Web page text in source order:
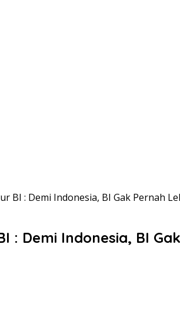
BI : Demi Indonesia, BI Gak Pernah
: Demi Indonesia, BI